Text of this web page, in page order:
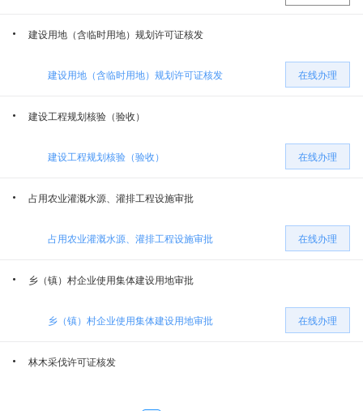
哈密市人力资源和社会保障局
哈密市水利局 哈密市应急管理局
哈密市气象局
哈密市交通运输局
哈密市林业和草原局 哈密市住房公积金管理中心
哈密市政务服务中心
建设用地（含临时用地）规划许可证核发
建设用地（含临时用地）规划许可证核发 在线办理
建设工程规划核验（验收）
建设工程规划核验（验收） 在线办理
占用农业灌溉水源、灌排工程设施审批
占用农业灌溉水源、灌排工程设施审批 在线办理
乡（镇）村企业使用集体建设用地审批
乡（镇）村企业使用集体建设用地审批 在线办理
林木采伐许可证核发